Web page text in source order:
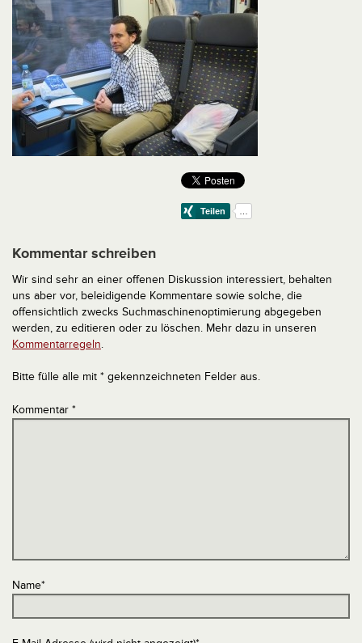
Kommentar schreiben
Wir sind sehr an einer offenen Diskussion interessiert, behalten
uns aber vor, beleidigende Kommentare sowie solche, die
offensichtlich zwecks Suchmaschinenoptimierung abgegeben
werden, zu editieren oder zu löschen. Mehr dazu in unseren
Kommentarregeln.
Bitte fülle alle mit * gekennzeichneten Felder aus.
Kommentar *
Name*